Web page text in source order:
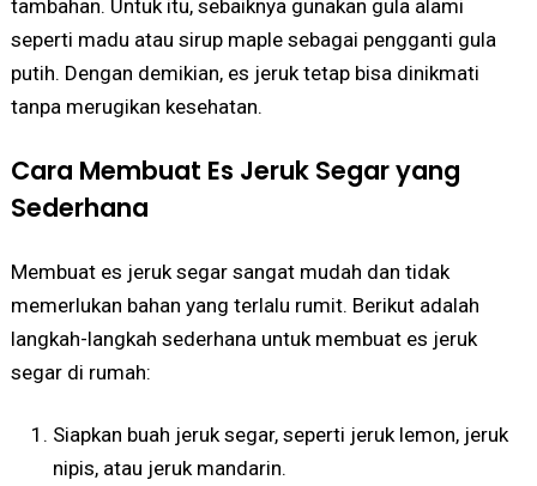
tambahan. Untuk itu, sebaiknya gunakan gula alami
seperti madu atau sirup maple sebagai pengganti gula
putih. Dengan demikian, es jeruk tetap bisa dinikmati
tanpa merugikan kesehatan.
Cara Membuat Es Jeruk Segar yang
Sederhana
Membuat es jeruk segar sangat mudah dan tidak
memerlukan bahan yang terlalu rumit. Berikut adalah
langkah-langkah sederhana untuk membuat es jeruk
segar di rumah:
Siapkan buah jeruk segar, seperti jeruk lemon, jeruk
nipis, atau jeruk mandarin.